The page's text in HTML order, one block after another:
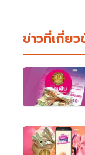
ข่าวที่เกี่ย